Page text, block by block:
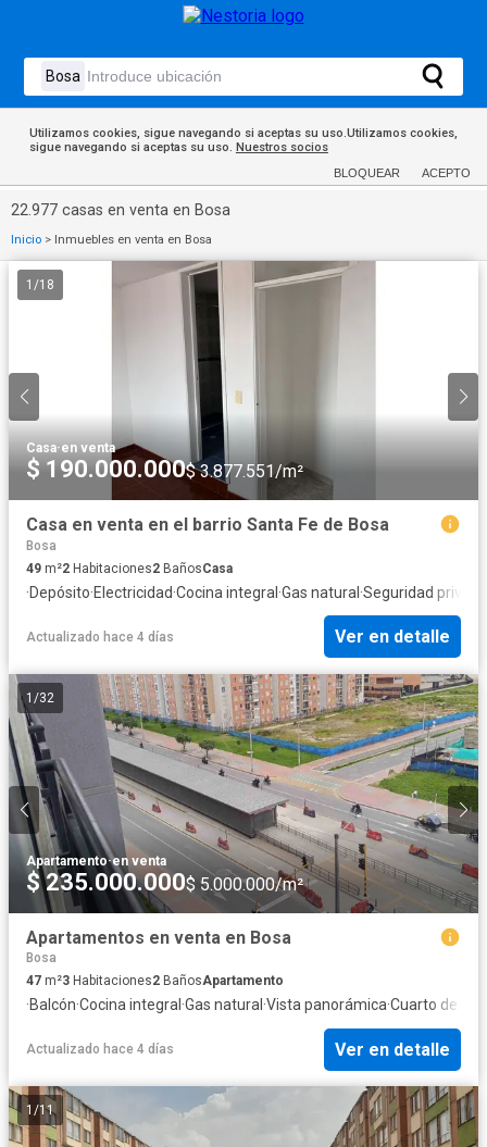
Utilizamos cookies, sigue navegando si aceptas su uso.Utilizamos cookies,
sigue navegando si aceptas su uso. Nuestros socios
BLOQUEAR ACEPTO
22.977 casas en venta en Bosa
Inicio > Inmuebles en venta en Bosa
1 /18
Casa·en venta
$ 190.000.000$ 3.877.551/m²
Casa en venta en el barrio Santa Fe de Bosa
Bosa
49 m²2 Habitaciones2 BañosCasa
·Depósito·Electricidad·Cocina integral ·Gas natural ·Seguridad privada
Actualizado hace 4 días Ver en detalle
1 /32
Apartamento·en venta
$ 235.000.000$ 5.000.000/m²
Apartamentos en venta en Bosa
Bosa
47 m²3 Habitaciones2 BañosApartamento
·Balcón·Cocina integral ·Gas natural ·Vista panorámica·Cuarto de
Actualizado hace 4 días Ver en detalle
1 /11